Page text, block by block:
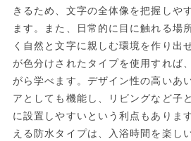
きるため、文字の全体像を把握しや
ます。また、日常的に目に触れる場
く自然と文字に親しむ環境を作り出
が色分けされたタイプを使用すれば
がら学べます。デザイン性の高いあ
アとしても機能し、リビングなど子
に設置しやすいという利点もありま
える防水タイプは、入浴時間を楽し